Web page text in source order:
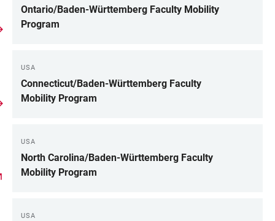
LINKS
Ontario/Baden-Württem­berg Faculty Mobility
Program
USA
Connecticut/Baden-Württemberg Faculty
Mobility Program
USA
North Carolina/Baden-Württemberg Faculty
Mobility Program
USA